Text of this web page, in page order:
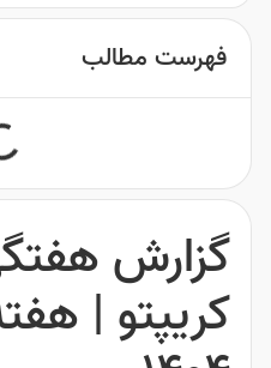
فهرست مطالب
گزارش
کریپتو |